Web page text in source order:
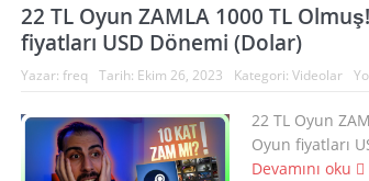
Apple Uyumlu Kablosuz
Uygun Fiyata Her Oyunu
F/P KRALI FREKANS P1
22 TL Oyun ZAMLA 1000 TL
fiyatları USD Dönemi (Dolar)
Yazar: freq Tarih: Ekim 26, 2023 Kategori: Videolar
22 TL Oyun
Oyun fiyatları
Devamını oku